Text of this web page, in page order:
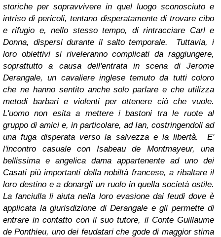
storiche per sopravvivere in quel luogo sconosciuto e
intriso di pericoli, tentano disperatamente di trovare cibo
e rifugio e, nello stesso tempo, di rintracciare Carl e
Donna, dispersi durante il salto temporale.
Tuttavia, i
loro obiettivi si riveleranno complicati da raggiungere,
soprattutto a causa dell'entrata in scena di Jerome
Derangale, un cavaliere inglese temuto da tutti coloro
che ne hanno sentito anche solo parlare e che utilizza
metodi barbari e violenti per ottenere ciò che vuole.
L'uomo non esita a mettere i bastoni tra le ruote al
gruppo di amici e, in particolare, ad Ian, costringendoli ad
una fuga disperata verso la salvezza e la libertà. E'
l'incontro casuale con Isabeau de Montmayeur, una
bellissima e angelica dama appartenente ad uno dei
Casati più importanti della nobiltà francese, a ribaltare il
loro destino e a donargli un ruolo in quella società ostile.
La fanciulla li aiuta nella loro evasione dai feudi dove è
applicata la giurisdizione di Derangale e gli permette di
entrare in contatto con il suo tutore, il Conte Guillaume
de Ponthieu, uno dei feudatari che gode di maggior stima